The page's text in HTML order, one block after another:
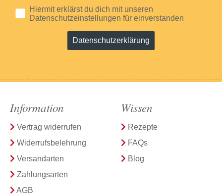
Hiermit erklärst du dich mit unseren
Datenschutzeinstellungen für einverstanden
Datenschutzerklärung
Information
Vertrag widerrufen
Widerrufsbelehrung
Versandarten
Zahlungsarten
AGB
Wissen
Rezepte
FAQs
Blog